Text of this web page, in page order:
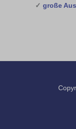
✓ große